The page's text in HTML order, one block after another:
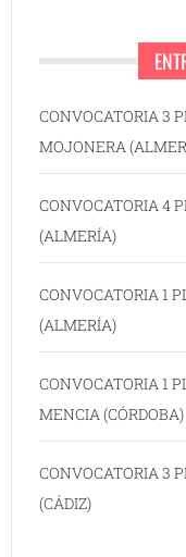
CONVOCATORIA 3
MOJONERA
CONVOCATORIA 4
(ALMERÍA)
CONVOCATORIA 1
(ALMERÍA)
CONVOCATORIA 1
MENCIA (CÓRDOBA)
CONVOCATORIA 3
(CÁDIZ)